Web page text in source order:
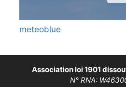
meteoblue
Association loi 1901
N° RNA: